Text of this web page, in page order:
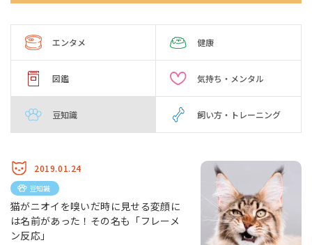
エンタメ 健康
図鑑 気持ち・メンタル
豆知識 飼い方・トレーニング
2019.01.24
豆知識
猫がニオイを嗅いだ時に見せる変顔に
は名前があった！その名も「フレーメ
ン反応」